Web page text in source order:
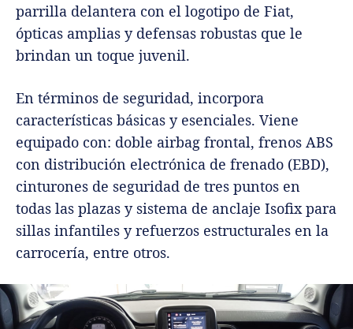
parrilla delantera con el logotipo de Fiat,
ópticas amplias y defensas robustas que le
brindan un toque juvenil.
En términos de seguridad, incorpora
características básicas y esenciales. Viene
equipado con: doble airbag frontal, frenos ABS
con distribución electrónica de frenado (EBD),
cinturones de seguridad de tres puntos en
todas las plazas y sistema de anclaje Isofix para
sillas infantiles y refuerzos estructurales en la
carrocería, entre otros.